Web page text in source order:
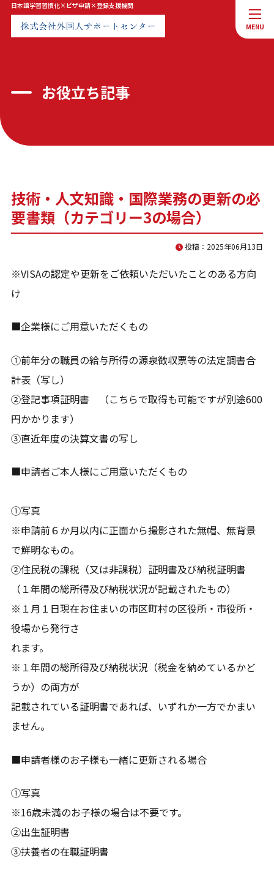
日本語学習習慣化×ビザ申請×登録支援機関
MENU
お役立ち記事
技術・人文知識・国際業務の更新の必
要書類（カテゴリー3の場合）
投稿：2025年06月13日
※VISAの認定や更新をご依頼いただいたことのある方向
け
■企業様にご用意いただくもの
①前年分の職員の給与所得の源泉徴収票等の法定調書合
計表（写し）
②登記事項証明書 （こちらで取得も可能ですが別途600
円かかります）
③直近年度の決算文書の写し
■申請者ご本人様にご用意いただくもの
①写真
※申請前６か月以内に正面から撮影された無帽、無背景
で鮮明なもの。
②住民税の課税（又は非課税）証明書及び納税証明書
（１年間の総所得及び納税状況が記載されたもの）
※１月１日現在お住まいの市区町村の区役所・市役所・
役場から発行さ
れます。
※１年間の総所得及び納税状況（税金を納めているかど
うか）の両方が
記載されている証明書であれば、いずれか一方でかまい
ません。
■申請者様のお子様も一緒に更新される場合
①写真
※16歳未満のお子様の場合は不要です。
②出生証明書
③扶養者の在職証明書
サービス案内
お知らせ
ご質問やご相談がございましたら、お気軽にお問合せく
専門スタッフが丁寧に対応いたします。
03-6161-6189
メールから相談する
【日本語学習習慣化】全国対応
【就労ビザ業務】全国対応
【登録支援機関業務】東京23区